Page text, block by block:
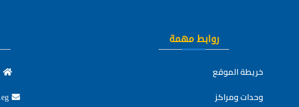
روابط مهمة
خريطة الموقع
وحدات ومراكز